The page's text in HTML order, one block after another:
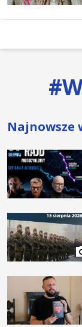
#
Najnowsze